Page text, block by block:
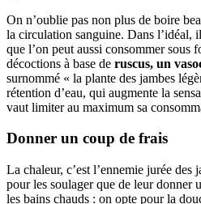
On n’oublie pas non plus de boire
la circulation sanguine. Dans l’idéal,
que l’on peut aussi consommer sous
décoctions à base de ruscus, un
surnommé « la plante des jambes
rétention d’eau, qui augmente la
vaut limiter au maximum sa
Donner un coup de frais
La chaleur, c’est l’ennemie jurée des
pour les soulager que de leur donner
les bains chauds : on opte pour la